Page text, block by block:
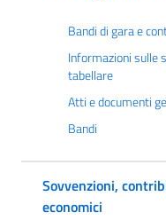
Bandi di gara e
Informazioni sulle
tabellare
Atti e documenti
Bandi
Sovvenzioni,
economici